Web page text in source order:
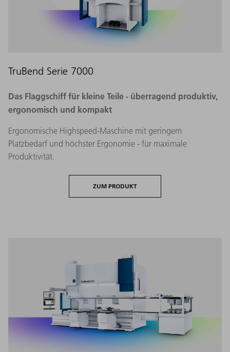
TruBend Serie 7000
Das Flaggschiff für kleine Teile - überragend produktiv,
ergonomisch und kompakt
Ergonomische Highspeed-Maschine mit geringem
Platzbedarf und höchster Ergonomie - für maximale
Produktivität.
ZUM PRODUKT